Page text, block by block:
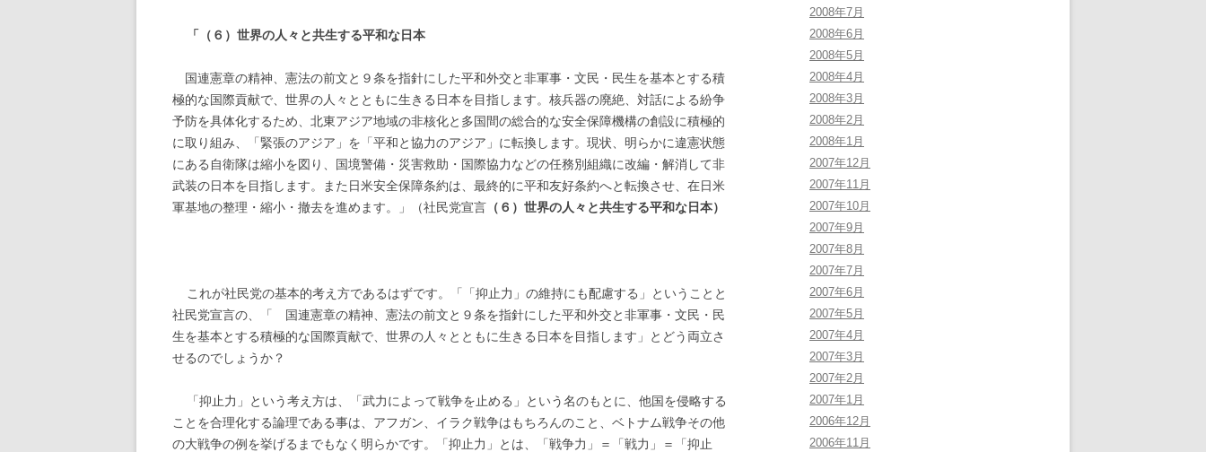
「（６）世界の人々と共生する平和な日本
国連憲章の精神、憲法の前文と９条を指針にした平和外交と非軍事・文民・民生を基本とする積
極的な国際貢献で、世界の人々とともに生きる日本を目指します。核兵器の廃絶、対話による紛争
予防を具体化するため、北東アジア地域の非核化と多国間の総合的な安全保障機構の創設に積極的
に取り組み、「緊張のアジア」を「平和と協力のアジア」に転換します。現状、明らかに違憲状態
にある自衛隊は縮小を図り、国境警備・災害救助・国際協力などの任務別組織に改編・解消して非
武装の日本を目指します。また日米安全保障条約は、最終的に平和友好条約へと転換させ、在日米
軍基地の整理・縮小・撤去を進めます。」（社民党宣言 （６）世界の人々と共生する平和な日本）
これが社民党の基本的考え方であるはずです。
「「抑止力」の維持にも配慮する」ということと
社民党宣言の、「 国連憲章の精神、憲法の前文と９条を指針にした平和外交と非軍事・文民・民
生を基本とする積極的な国際貢献で、世界の人々とともに生きる日本を目指します」とどう両立さ
せるのでしょうか？
「抑止力」という考え方は、「武力によって戦争を止める」という名のもとに、他国を侵略する
ことを合理化する論理である事は、アフガン、イラク戦争はもちろんのこと、ベトナム戦争その他
の大戦争の例を挙げるまでもなく明らかです。「抑止力」とは、「戦争力」＝「戦力」＝「抑止
2008年7月
2008年6月
2008年5月
2008年4月
2008年3月
2008年2月
2008年1月
2007年12月
2007年11月
2007年10月
2007年9月
2007年8月
2007年7月
2007年6月
2007年5月
2007年4月
2007年3月
2007年2月
2007年1月
2006年12月
2006年11月